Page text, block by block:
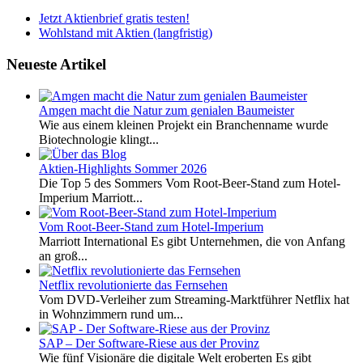
Jetzt Aktienbrief gratis testen!
Wohlstand mit Aktien (langfristig)
Neueste Artikel
Amgen macht die Natur zum genialen Baumeister
Wie aus einem kleinen Projekt ein Branchenname wurde
Biotechnologie klingt...
Aktien-Highlights Sommer 2026
Die Top 5 des Sommers Vom Root-Beer-Stand zum Hotel-
Imperium Marriott...
Vom Root-Beer-Stand zum Hotel-Imperium
Marriott International Es gibt Unternehmen, die von Anfang
an groß...
Netflix revolutionierte das Fernsehen
Vom DVD-Verleiher zum Streaming-Marktführer Netflix hat
in Wohnzimmern rund um...
SAP – Der Software-Riese aus der Provinz
Wie fünf Visionäre die digitale Welt eroberten Es gibt